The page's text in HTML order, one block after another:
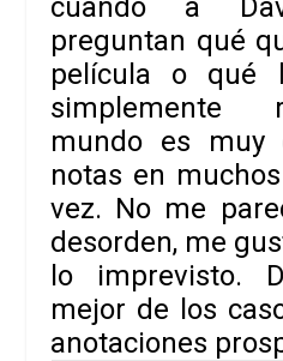
cuando a
preguntan qué
película o qué
simplemente
mundo es muy
notas en
vez. No me
desorden, me
lo imprevisto.
mejor de los
anotaciones